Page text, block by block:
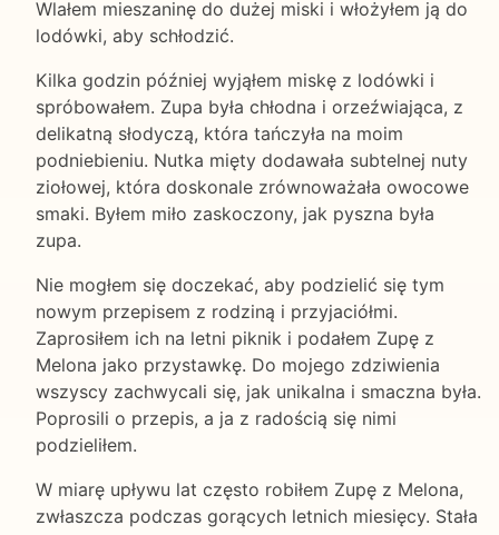
Wlałem mieszaninę do dużej miski i włożyłem ją do
lodówki, aby schłodzić.
Kilka godzin później wyjąłem miskę z lodówki i
spróbowałem. Zupa była chłodna i orzeźwiająca, z
delikatną słodyczą, która tańczyła na moim
podniebieniu. Nutka mięty dodawała subtelnej nuty
ziołowej, która doskonale zrównoważała owocowe
smaki. Byłem miło zaskoczony, jak pyszna była
zupa.
Nie mogłem się doczekać, aby podzielić się tym
nowym przepisem z rodziną i przyjaciółmi.
Zaprosiłem ich na letni piknik i podałem Zupę z
Melona jako przystawkę. Do mojego zdziwienia
wszyscy zachwycali się, jak unikalna i smaczna była.
Poprosili o przepis, a ja z radością się nimi
podzieliłem.
W miarę upływu lat często robiłem Zupę z Melona,
zwłaszcza podczas gorących letnich miesięcy. Stała